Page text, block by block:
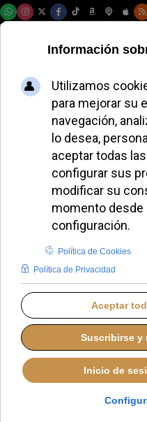
Marco
católica
Unidos
JOSÉ GARCÍA AMÉRICA DEL